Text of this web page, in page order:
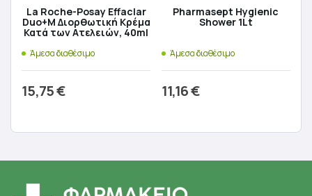
La Roche-Posay Effaclar
Duo+M Διορθωτική Κρέμα
Κατά των Ατελειών, 40ml
Άμεσα διαθέσιμο
15,75€
Pharmasept Hygienic
Shower 1Lt
Άμεσα διαθέσιμο
11,16€